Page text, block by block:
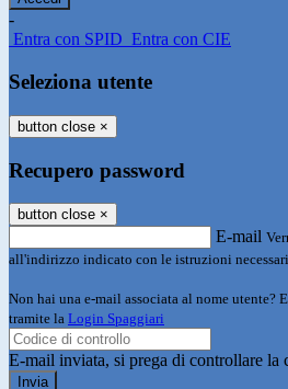
-
Entra con SPID Entra con CIE
Seleziona utente
button close ×
Recupero password
button close ×
E-mail
all'indirizzo indicato con le istruzioni
Non hai una e-mail associata al nome utente?
tramite la Login Spaggiari
E-mail inviata, si prega di controllare la